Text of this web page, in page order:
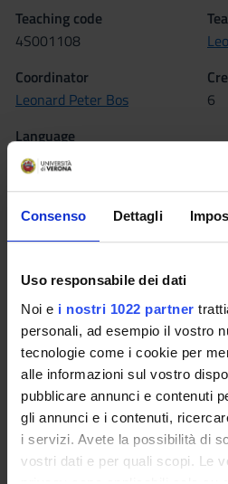
Consenso Dettagli
Uso responsabile dei dati
Noi e i nostri 1022 partner
personali, ad esempio il vostro
tecnologie come i cookie per
alle informazioni sul vostro
pubblicare annunci e contenuti
gli annunci e i contenuti,
i servizi. Avete la possibilità di
vostri dati e per quali scopi. Le
Teaching code
4S001108
Coordinator
Leonard Peter Bos
6
Language
English
Scientific Disciplinary Sector
MAT/08 - NUMERICAL ANALYSIS
II sem. dal Mar 1, 2017 al Jun 9,
Seminars 0
Learning outcomes
The purpose of this course is to
Splines and Multivariate
examples implemented in Matlab.